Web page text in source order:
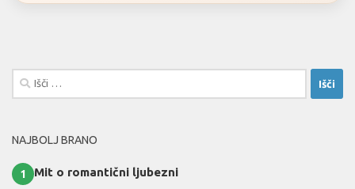
Išči:
NAJBOLJ BRANO
1 Mit o romantični ljubezni